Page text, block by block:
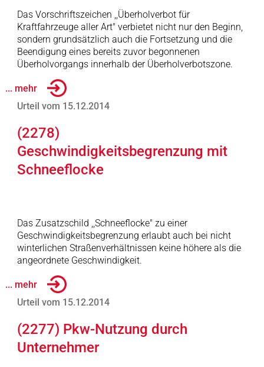
Das Vorschriftszeichen ,,Überholverbot für
Kraftfahrzeuge aller Art" verbietet nicht nur den Beginn,
sondern grundsätzlich auch die Fortsetzung und die
Beendigung eines bereits zuvor begonnenen
Überholvorgangs innerhalb der Überholverbotszone.
... mehr
Urteil vom 15.12.2014
(2278)
Geschwindigkeitsbegrenzung mit
Schneeflocke
Das Zusatzschild ,,Schneeflocke" zu einer
Geschwindigkeitsbegrenzung erlaubt auch bei nicht
winterlichen Straßenverhältnissen keine höhere als die
angeordnete Geschwindigkeit.
... mehr
Urteil vom 15.12.2014
(2277) Pkw-Nutzung durch
Unternehmer